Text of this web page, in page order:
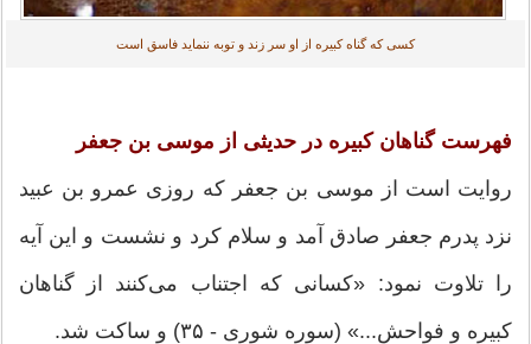
کسی که گناه کبیره از او سر زند و توبه ننماید فاسق است
فهرست گناهان کبیره در حدیثی از موسی بن جعفر
روایت است از موسی بن جعفر که روزی عمرو بن عبید
نزد پدرم جعفر صادق آمد و سلام کرد و نشست و این آیه
را تلاوت نمود: «کسانی که اجتناب می‌کنند از گناهان
کبیره و فواحش...» (سوره شوری - ۳۵) و ساکت شد.